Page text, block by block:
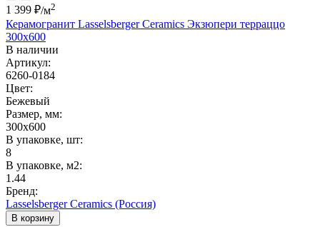
1 399 ₽/м2
Керамогранит Lasselsberger Ceramics Экзюпери терраццо
300x600
В наличии
Артикул:
6260-0184
Цвет:
Бежевый
Размер, мм:
300x600
В упаковке, шт:
8
В упаковке, м2:
1.44
Бренд:
Lasselsberger Ceramics (Россия)
В корзину